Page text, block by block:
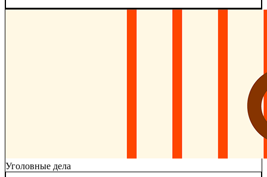
Уголовные дела